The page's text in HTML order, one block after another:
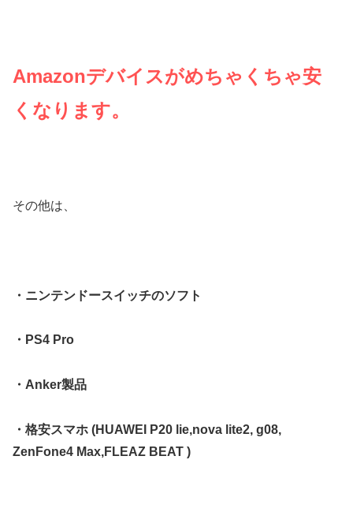
Amazonデバイスがめちゃくちゃ安
くなります。
その他は、
・ニンテンドースイッチのソフト
・PS4 Pro
・Anker製品
・格安スマホ (HUAWEI P20 lie,nova lite2, g08,
ZenFone4 Max,FLEAZ BEAT )